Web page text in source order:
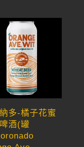
多-橘子花蜜
酒(罐